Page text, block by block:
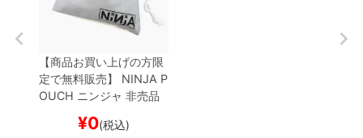
【商品お買い上げの方限
定で無料販売】
NINJA P
OUCH ニンジャ 非売品
スケボー¥0(税込)